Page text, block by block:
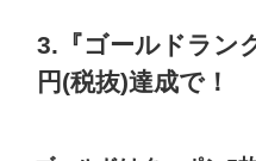
3.『ゴールドラン
円(税抜)達成で！